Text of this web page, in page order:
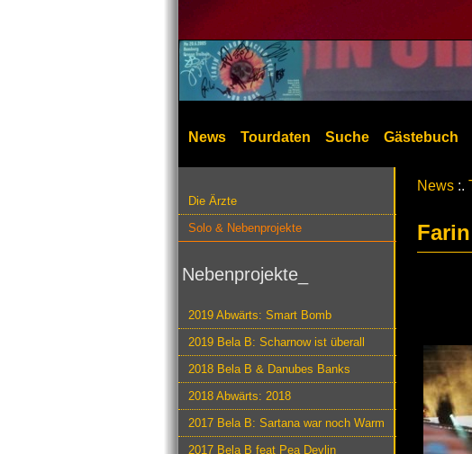
News Tourdaten Suche Gästebuch
Die Ärzte
Solo & Nebenprojekte
Nebenprojekte_
2019 Abwärts: Smart Bomb
2019 Bela B: Scharnow ist überall
2018 Bela B & Danubes Banks
2018 Abwärts: 2018
2017 Bela B: Sartana war noch Warm
2017 Bela B feat Pea Devlin
News :.